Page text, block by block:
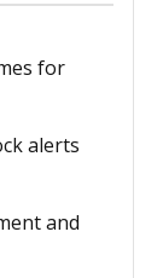
for
alerts
and